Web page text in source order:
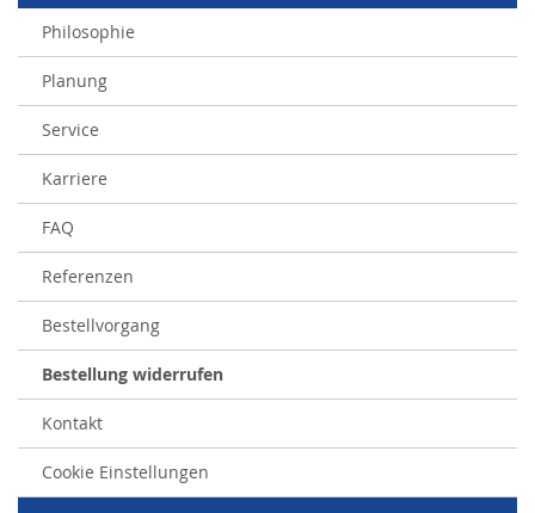
Philosophie
Planung
Service
Karriere
FAQ
Referenzen
Bestellvorgang
Bestellung widerrufen
Kontakt
Cookie Einstellungen